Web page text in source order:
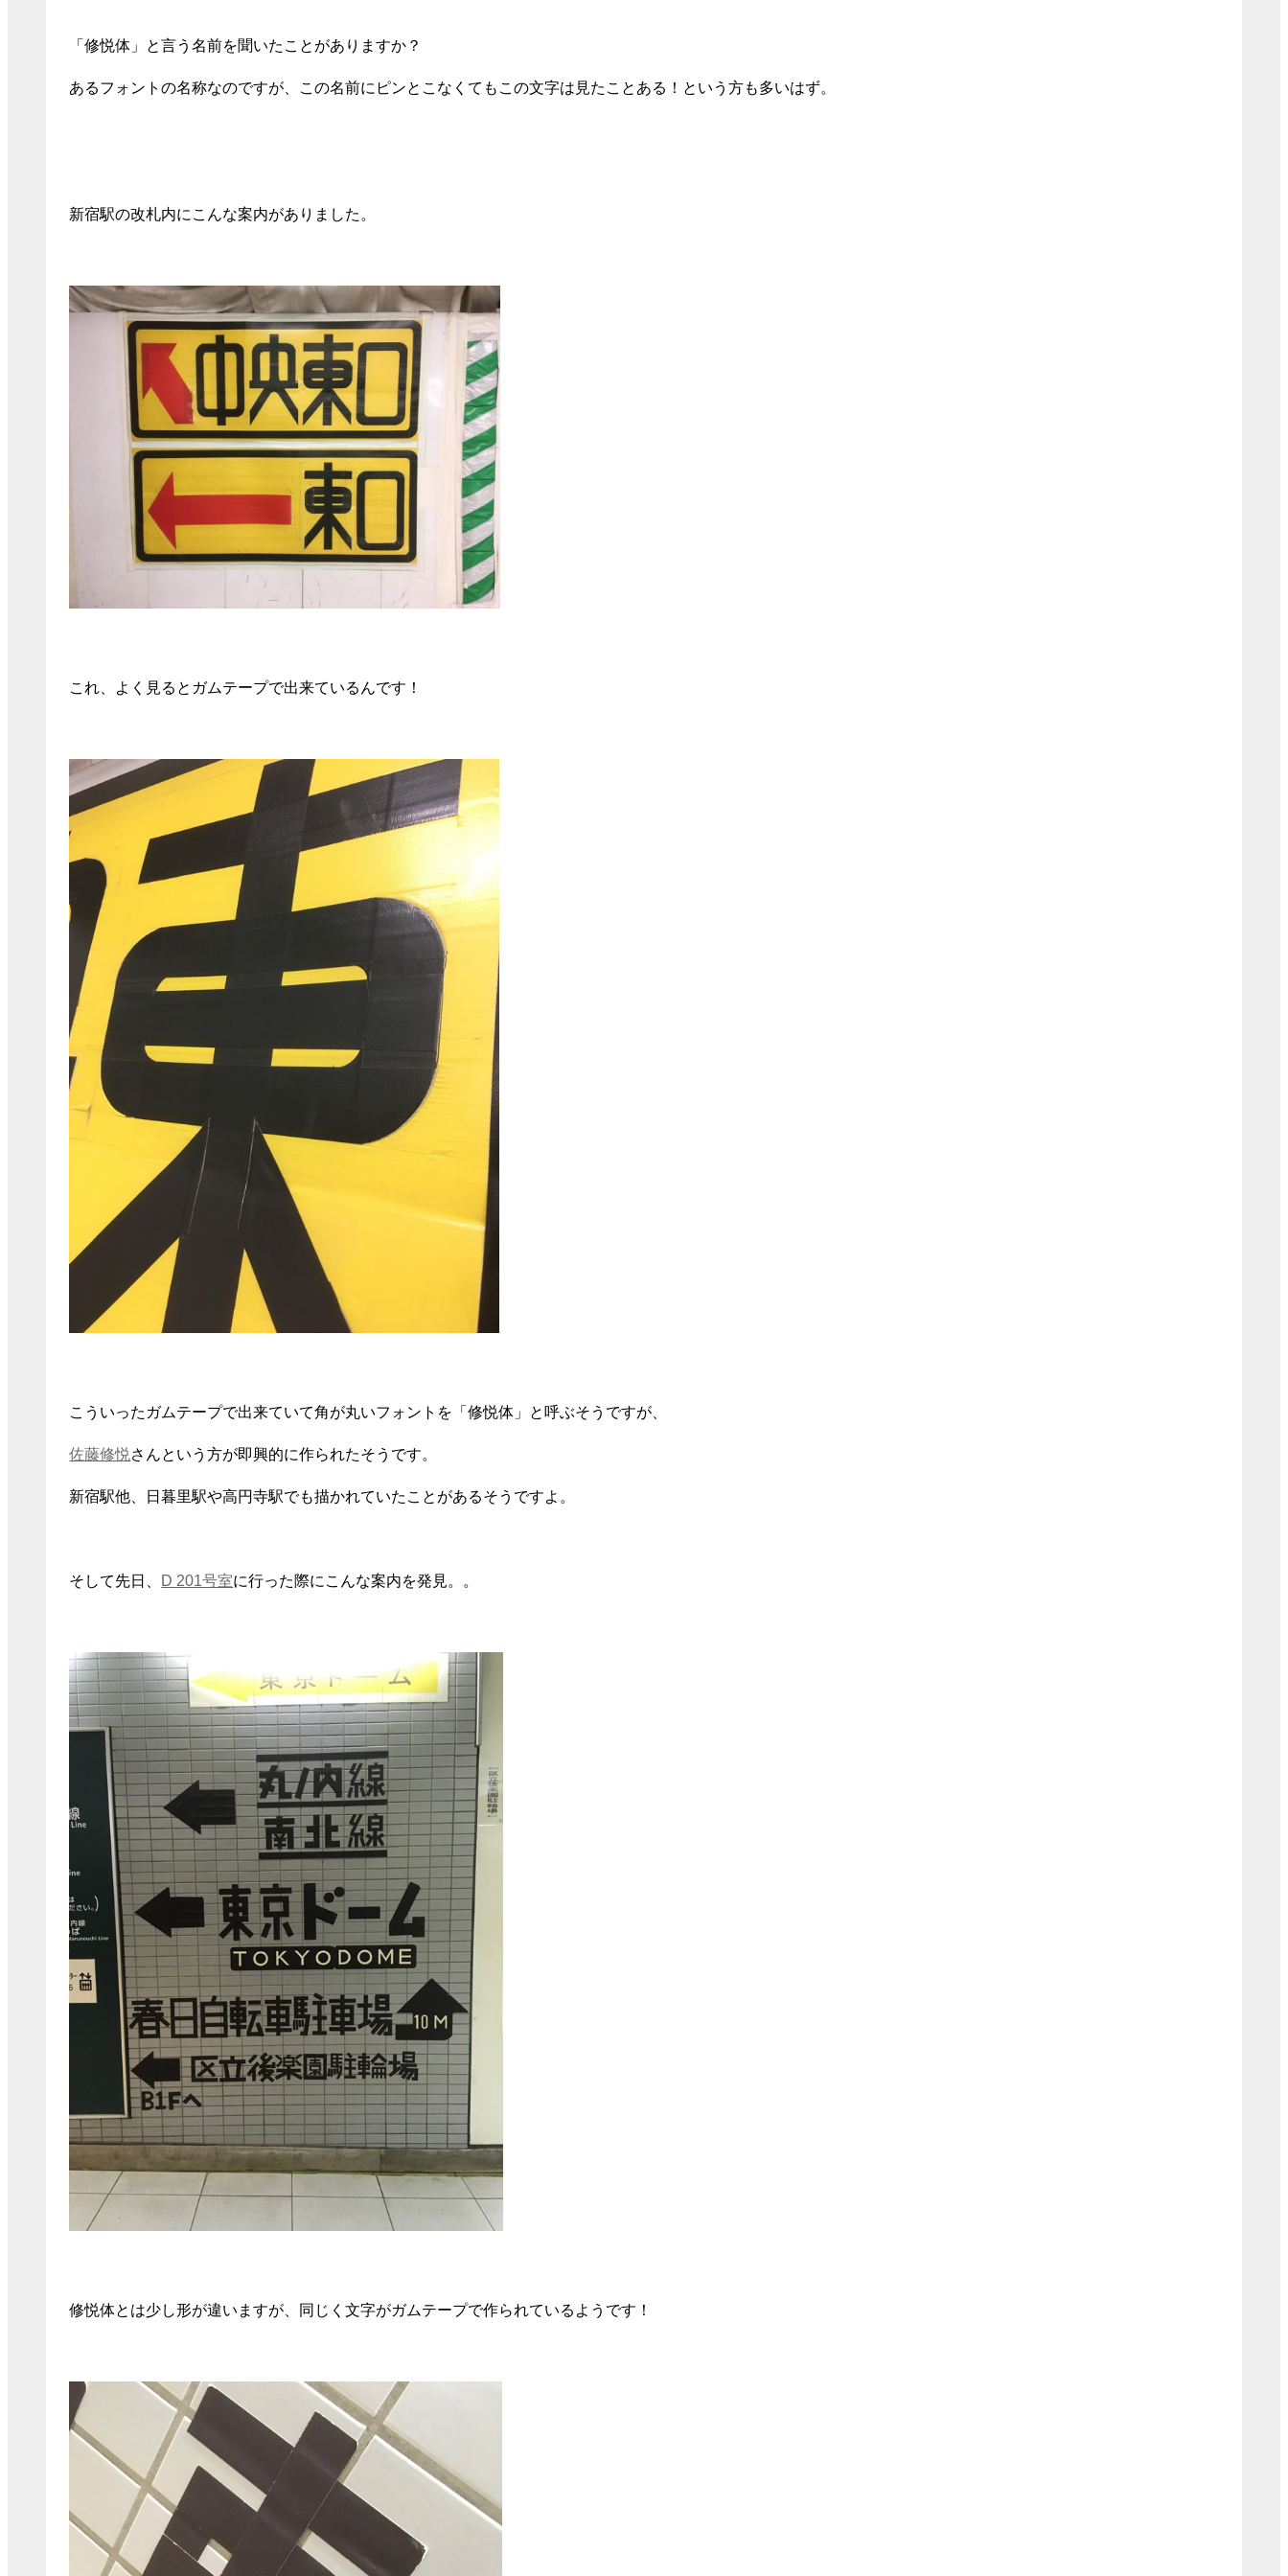
「修悦体」と言う名前を聞いたことがありますか？
あるフォントの名称なのですが、この名前にピンとこなくてもこの文字は見たことある！という方も多いはず。
新宿駅の改札内にこんな案内がありました。
これ、よく見るとガムテープで出来ているんです！
こういったガムテープで出来ていて角が丸いフォントを「修悦体」と呼ぶそうですが、
佐藤修悦さんという方が即興的に作られたそうです。
新宿駅他、日暮里駅や高円寺駅でも描かれていたことがあるそうですよ。
そして先日、 D 201号室に行った際にこんな案内を発見。。
修悦体とは少し形が違いますが、同じく文字がガムテープで作られているようです！